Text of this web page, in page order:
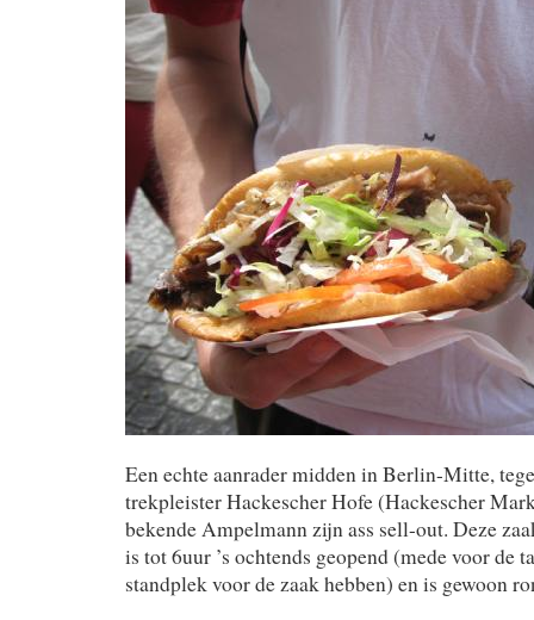
Een echte aanrader midden in Berlin-Mitte,
trekpleister Hackescher Hofe (Hackescher
bekende Ampelmann zijn ass sell-out. Deze
is tot 6uur ’s ochtends geopend (mede voor de
standplek voor de zaak hebben) en is gewoon